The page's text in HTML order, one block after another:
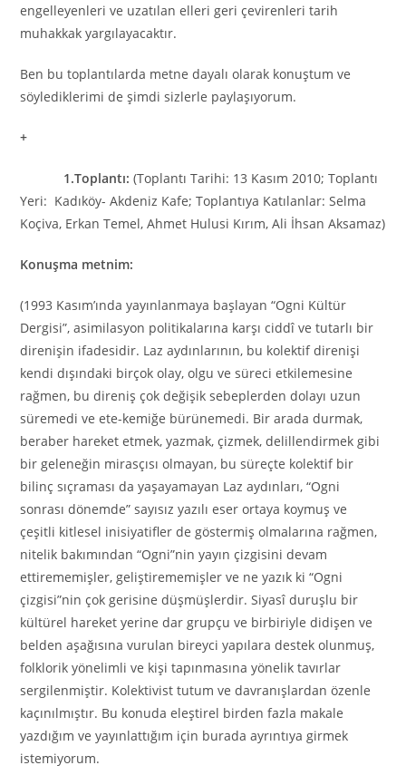
engelleyenleri ve uzatılan elleri geri çevirenleri tarih
muhakkak yargılayacaktır.
Ben bu toplantılarda metne dayalı olarak konuştum ve
söylediklerimi de şimdi sizlerle paylaşıyorum.
+
1.Toplantı:(Toplantı Tarihi: 13 Kasım 2010; Toplantı
Yeri: Kadıköy- Akdeniz Kafe; Toplantıya Katılanlar: Selma
Koçiva, Erkan Temel, Ahmet Hulusi Kırım, Ali İhsan Aksamaz)
Konuşma metnim:
(1993 Kasım’ında yayınlanmaya başlayan “Ogni Kültür
Dergisi”, asimilasyon politikalarına karşı ciddî ve tutarlı bir
direnişin ifadesidir. Laz aydınlarının, bu kolektif direnişi
kendi dışındaki birçok olay, olgu ve süreci etkilemesine
rağmen, bu direniş çok değişik sebeplerden dolayı uzun
süremedi ve ete-kemiğe bürünemedi. Bir arada durmak,
beraber hareket etmek, yazmak, çizmek, delillendirmek gibi
bir geleneğin mirasçısı olmayan, bu süreçte kolektif bir
bilinç sıçraması da yaşayamayan Laz aydınları, “Ogni
sonrası dönemde” sayısız yazılı eser ortaya koymuş ve
çeşitli kitlesel inisiyatifler de göstermiş olmalarına rağmen,
nitelik bakımından “Ogni”nin yayın çizgisini devam
ettirememişler, geliştirememişler ve ne yazık ki “Ogni
çizgisi”nin çok gerisine düşmüşlerdir. Siyasî duruşlu bir
kültürel hareket yerine dar grupçu ve birbiriyle didişen ve
belden aşağısına vurulan bireyci yapılara destek olunmuş,
folklorik yönelimli ve kişi tapınmasına yönelik tavırlar
sergilenmiştir. Kolektivist tutum ve davranışlardan özenle
kaçınılmıştır. Bu konuda eleştirel birden fazla makale
yazdığım ve yayınlattığım için burada ayrıntıya girmek
istemiyorum.